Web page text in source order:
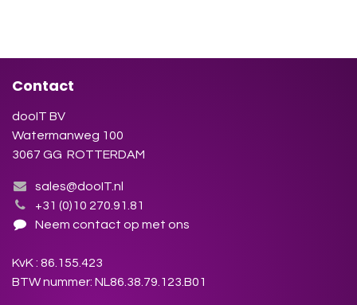
Contact
dooIT BV
Watermanweg 100
3067 GG ROTTERDAM
sales@dooIT.nl
+31 (0)10 270.91.81
Neem contact op met ons
KvK : 86.155.423
BTW nummer: NL86.38.79.123.B01